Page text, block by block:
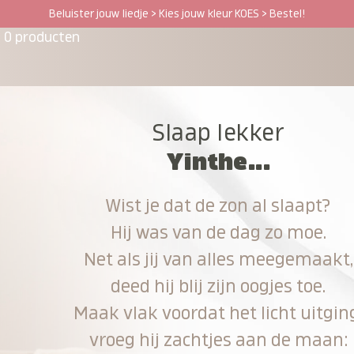
Beluister jouw liedje > Kies jouw kleur KOES > Bestel!
0 producten
Slaap lekker
Yinthe...
Wist je dat de zon al slaapt?
Hij was van de dag zo moe.
Net als jij van alles meegemaakt,
deed hij blij zijn oogjes toe.
Maak vlak voordat het licht
vroeg hij zachtjes aan de maan: